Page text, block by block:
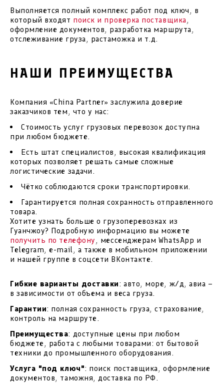
Выполняется полный комплекс работ под ключ, в
который входят поиск и проверка поставщика,
оформление документов, разработка маршрута,
отслеживание груза, растаможка и т.д.
НАШИ ПРЕИМУЩЕСТВА
Компания «China Partner» заслужила доверие
заказчиков тем, что у нас:
Стоимость услуг грузовых перевозок доступна
при любом бюджете.
Есть штат специалистов, высокая квалификация
которых позволяет решать самые сложные
логистические задачи.
Чётко соблюдаются сроки транспортировки.
Гарантируется полная сохранность отправленного
товара.
Хотите узнать больше о грузоперевозках из
Гуанчжоу? Подробную информацию вы можете
получить по телефону, мессенджерам WhatsApp и
Telegram, e-mail, а также в мобильном приложении
и нашей группе в соцсети ВКонтакте.
Гибкие варианты доставки: авто, море, ж/д, авиа –
в зависимости от объема и веса груза.
Гарантии: полная сохранность груза, страхование,
контроль на маршруте.
Преимущества: доступные цены при любом
бюджете, работа с любыми товарами: от бытовой
техники до промышленного оборудования.
Услуга "под ключ": поиск поставщика, оформление
документов, таможня, доставка по РФ.